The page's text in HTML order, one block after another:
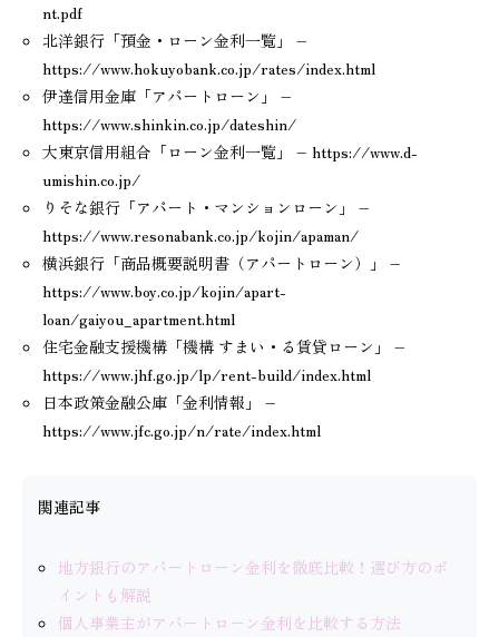
nt.pdf
北洋銀行「預金・ローン金利一覧」 –
https://www.hokuyobank.co.jp/rates/index.html
伊達信用金庫「アパートローン」 –
https://www.shinkin.co.jp/dateshin/
大東京信用組合「ローン金利一覧」 – https://www.d-
umishin.co.jp/
りそな銀行「アパート・マンションローン」 –
https://www.resonabank.co.jp/kojin/apaman/
横浜銀行「商品概要説明書（アパートローン）」 –
https://www.boy.co.jp/kojin/apart-
loan/gaiyou_apartment.html
住宅金融支援機構「機構 すまい・る賃貸ローン」 –
https://www.jhf.go.jp/lp/rent-build/index.html
日本政策金融公庫「金利情報」 –
https://www.jfc.go.jp/n/rate/index.html
関連記事
地方銀行のアパートローン金利を徹底比較！選び方のポ
イントも解説
個人事業主がアパートローン金利を比較する方法